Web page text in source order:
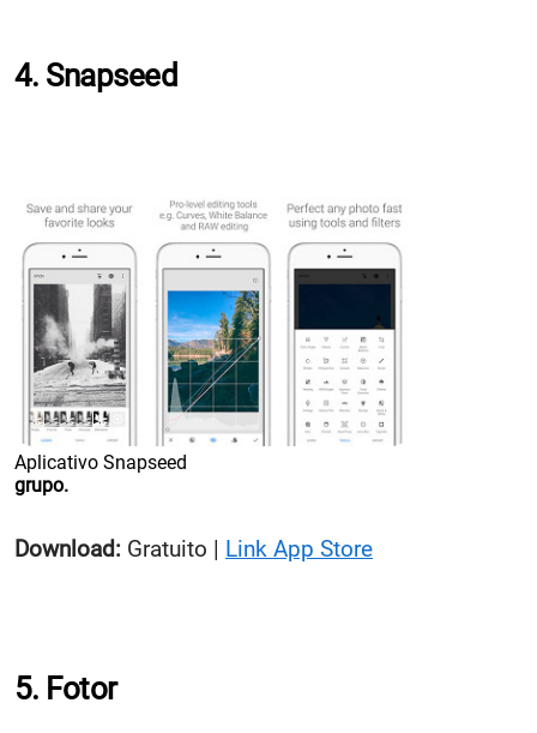
4. Snapseed
Aplicativo Snapseed
grupo.
Download: Gratuito | Link App Store
5. Fotor